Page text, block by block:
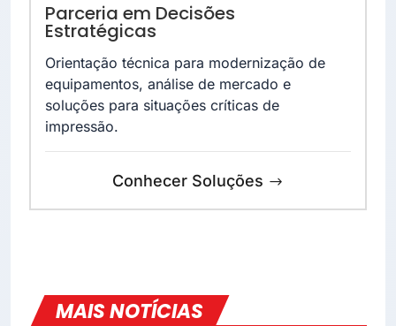
Parceria em Decisões
Estratégicas
Orientação técnica para modernização de
equipamentos, análise de mercado e
soluções para situações críticas de
impressão.
Conhecer Soluções
MAIS NOTÍCIAS